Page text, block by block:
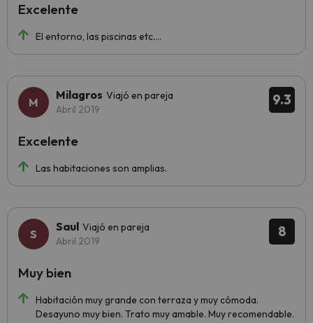
El entorno, las piscinas etc....
Excelente
9.3
Milagros Viajó en pareja
Abril 2019
Las habitaciones son amplias.
Excelente
8
Saul Viajó en pareja
Abril 2019
Habitación muy grande con terraza y muy cómoda.
Desayuno muy bien. Trato muy amable. Muy recomendable.
Muy bien